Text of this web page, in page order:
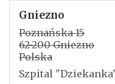
Gniezno
Poznańska 15
62-200 Gniezno
Polska
Szpital